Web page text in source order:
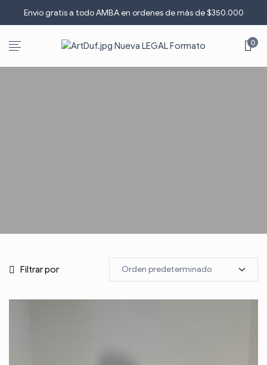
Envio gratis a todo AMBA en ordenes de más de $350.000
0
Filtrar por